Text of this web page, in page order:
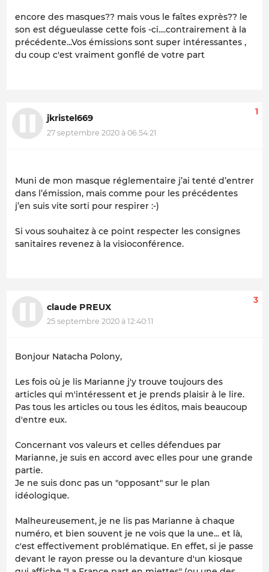
encore des masques?? mais vous le faîtes exprès?? le
son est dégueulasse cette fois -ci....contrairement à la
précédente...Vos émissions sont super intéressantes ,
du coup c'est vraiment gonflé de votre part
jkristel669
27 septembre 2020 à 06:54:21
1
Muni de mon masque réglementaire j’ai tenté d’entrer
dans l’émission, mais comme pour les précédentes
j’en suis vite sorti pour respirer :-)
Si vous souhaitez à ce point respecter les consignes
sanitaires revenez à la visioconférence.
claude PREUX
25 septembre 2020 à 12:40:11
3
Bonjour Natacha Polony,
Les fois où je lis Marianne j'y trouve toujours des
articles qui m'intéressent et je prends plaisir à le lire.
Pas tous les articles ou tous les éditos, mais beaucoup
d'entre eux.
Concernant vos valeurs et celles défendues par
Marianne, je suis en accord avec elles pour une grande
partie.
Je ne suis donc pas un "opposant" sur le plan
idéologique.
Malheureusement, je ne lis pas Marianne à chaque
numéro, et bien souvent je ne vois que la une... et là,
c'est effectivement problématique. En effet, si je passe
devant le rayon presse ou la devanture d'un kiosque